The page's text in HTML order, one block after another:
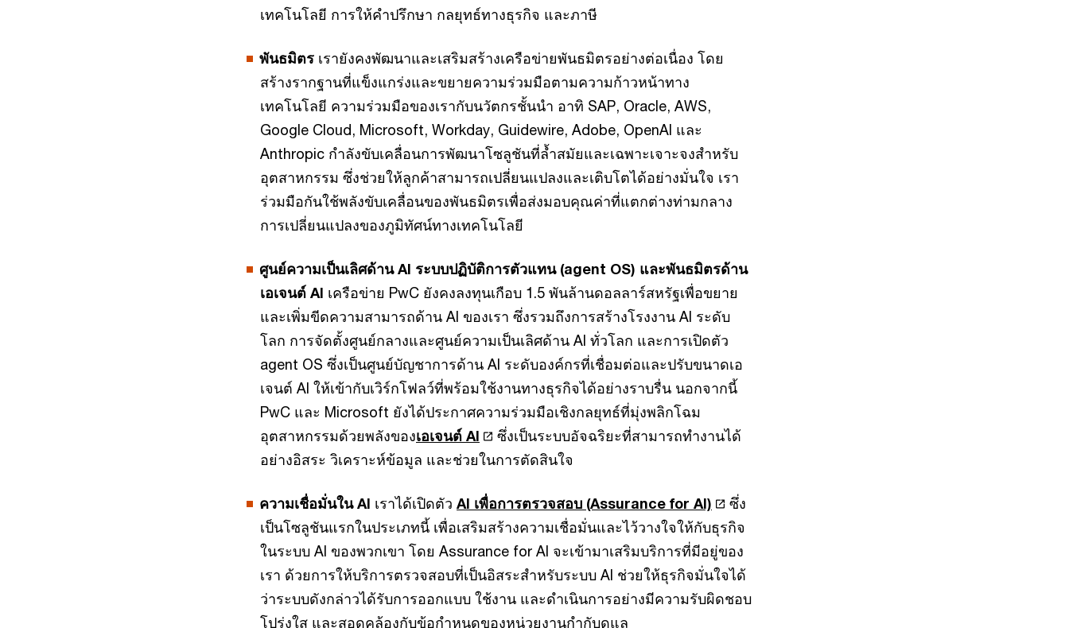
เทคโนโลยี การให้คำปรึกษา กลยุทธ์ทางธุรกิจ และภาษี
พันธมิตร เรายังคงพัฒนาและเสริมสร้างเครือข่ายพันธมิตรอย่างต่อเนื่อง โดย
สร้างรากฐานที่แข็งแกร่งและขยายความร่วมมือตามความก้าวหน้าทาง
เทคโนโลยี ความร่วมมือของเรากับนวัตกรชั้นนำ อาทิ SAP, Oracle, AWS,
Google Cloud, Microsoft, Workday, Guidewire, Adobe, OpenAI และ
Anthropic กำลังขับเคลื่อนการพัฒนาโซลูชันที่ล้ำสมัยและเฉพาะเจาะจงสำหรับ
อุตสาหกรรม ซึ่งช่วยให้ลูกค้าสามารถเปลี่ยนแปลงและเติบโตได้อย่างมั่นใจ เรา
ร่วมมือกันใช้พลังขับเคลื่อนของพันธมิตรเพื่อส่งมอบคุณค่าที่แตกต่างท่ามกลาง
การเปลี่ยนแปลงของภูมิทัศน์ทางเทคโนโลยี
ศูนย์ความเป็นเลิศด้าน AI ระบบปฏิบัติการตัวแทน (agent OS) และพันธมิตรด้าน
เอเจนต์ AI เครือข่าย PwC ยังคงลงทุนเกือบ 1.5 พันล้านดอลลาร์สหรัฐเพื่อขยาย
และเพิ่มขีดความสามารถด้าน AI ของเรา ซึ่งรวมถึงการสร้างโรงงาน AI ระดับ
โลก การจัดตั้งศูนย์กลางและศูนย์ความเป็นเลิศด้าน AI ทั่วโลก และการเปิดตัว
agent OS ซึ่งเป็นศูนย์บัญชาการด้าน AI ระดับองค์กรที่เชื่อมต่อและปรับขนาดเอ
เจนต์ AI ให้เข้ากับเวิร์กโฟลว์ที่พร้อมใช้งานทางธุรกิจได้อย่างราบรื่น นอกจากนี้
PwC และ Microsoft ยังได้ประกาศความร่วมมือเชิงกลยุทธ์ที่มุ่งพลิกโฉม
อุตสาหกรรมด้วยพลังของเอเจนต์ AI
ซึ่งเป็นระบบอัจฉริยะที่สามารถทำงานได้
อย่างอิสระ วิเคราะห์ข้อมูล และช่วยในการตัดสินใจ
ความเชื่อมั่นใน AI เราได้เปิดตัว AI เพื่อการตรวจสอบ (Assurance for AI)
ซึ่ง
เป็นโซลูชันแรกในประเภทนี้ เพื่อเสริมสร้างความเชื่อมั่นและไว้วางใจให้กับธุรกิจ
ในระบบ AI ของพวกเขา โดย Assurance for AI จะเข้ามาเสริมบริการที่มีอยู่ของ
เรา ด้วยการให้บริการตรวจสอบที่เป็นอิสระสำหรับระบบ AI ช่วยให้ธุรกิจมั่นใจได้
ว่าระบบดังกล่าวได้รับการออกแบบ ใช้งาน และดำเนินการอย่างมีความรับผิดชอบ
โปร่งใส และสอดคล้องกับข้อกำหนดของหน่วยงานกำกับดูแล